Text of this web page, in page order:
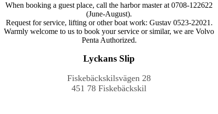
When booking a guest place, call the harbor master at 0708-122622
(June-August).
Request for service, lifting or other boat work: Gustav 0523-22021.
Warmly welcome to us to book your service or similar, we are Volvo
Penta Authorized.
Lyckans Slip
Fiskebäckskilsvägen 28
451 78 Fiskebäckskil